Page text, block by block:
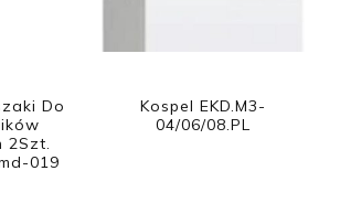
Do
2Szt.
019
Kospel EKD.M3-
04/06/08.PL